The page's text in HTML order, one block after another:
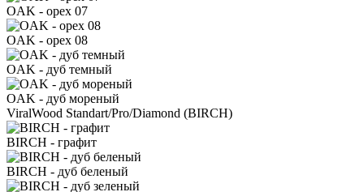
OAK - орех 07
OAK - орех 08
OAK - дуб темный
OAK - дуб мореный
ViralWood Standart/Pro/Diamond (BIRCH)
BIRCH - графит
BIRCH - дуб беленый